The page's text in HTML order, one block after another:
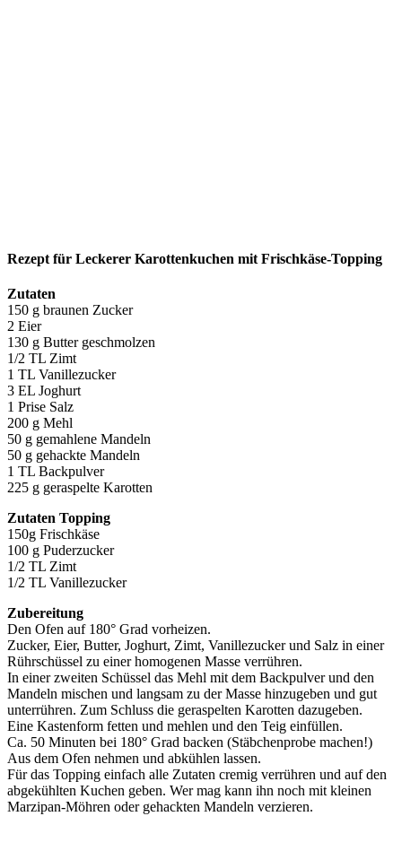
Rezept für Leckerer Karottenkuchen mit Frischkäse-Topping
Zutaten
150 g braunen Zucker
2 Eier
130 g Butter geschmolzen
1/2 TL Zimt
1 TL Vanillezucker
3 EL Joghurt
1 Prise Salz
200 g Mehl
50 g gemahlene Mandeln
50 g gehackte Mandeln
1 TL Backpulver
225 g geraspelte Karotten
Zutaten Topping
150g Frischkäse
100 g Puderzucker
1/2 TL Zimt
1/2 TL Vanillezucker
Zubereitung
Den Ofen auf 180° Grad vorheizen.
Zucker, Eier, Butter, Joghurt, Zimt, Vanillezucker und Salz in einer
Rührschüssel zu einer homogenen Masse verrühren.
In einer zweiten Schüssel das Mehl mit dem Backpulver und den
Mandeln mischen und langsam zu der Masse hinzugeben und gut
unterrühren. Zum Schluss die geraspelten Karotten dazugeben.
Eine Kastenform fetten und mehlen und den Teig einfüllen.
Ca. 50 Minuten bei 180° Grad backen (Stäbchenprobe machen!)
Aus dem Ofen nehmen und abkühlen lassen.
Für das Topping einfach alle Zutaten cremig verrühren und auf den
abgekühlten Kuchen geben. Wer mag kann ihn noch mit kleinen
Marzipan-Möhren oder gehackten Mandeln verzieren.